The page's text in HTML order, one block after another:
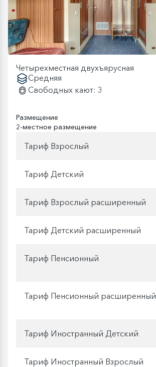
Четырехместная двухъярусная
Средняя
Свободных кают: 3
Размещение
2-местное размещение
Тариф Взрослый
Тариф Детский
Тариф Взрослый расширенный
Тариф Детский расширенный
Тариф Пенсионный
Тариф Пенсионный расширенный
Тариф Иностранный Детский
Тариф Иностранный Взрослый